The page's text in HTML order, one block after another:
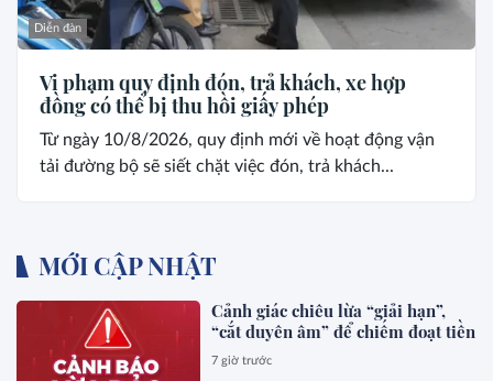
Diễn đàn
Vi phạm quy định đón, trả khách, xe hợp
đồng có thể bị thu hồi giấy phép
Từ ngày 10/8/2026, quy định mới về hoạt động vận
tải đường bộ sẽ siết chặt việc đón, trả khách...
MỚI CẬP NHẬT
Cảnh giác chiêu lừa “giải hạn”,
“cắt duyên âm” để chiếm đoạt tiền
7 giờ trước